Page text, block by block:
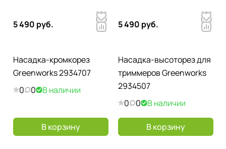
5 490 руб.
Насадка-кромкорез
Greenworks 2934707
0
0 В наличии
В корзину
5 490 руб.
Насадка-высоторез для
триммеров Greenworks
2934507
0
0 В наличии
В корзину